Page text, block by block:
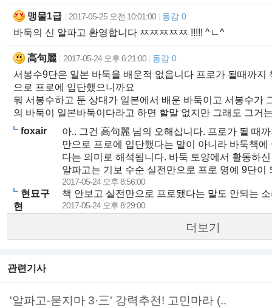
맹물1급 2017-05-25 오전 10:01:00 동감 0
바둑의 신 알파고 환영합니다 ㅉㅉㅉㅉㅉ !!!!! ^ㄴ^
高句麗 2017-05-24 오후 6:21:00 동감 0
서봉수9단은 일본 바둑을 배운적 없읍니다 프로가 될때까지
으로 프로에 입단했으니까요
뭐 서봉수하고 둔 상대가 일본에서 배운 바둑이고 서봉수가
의 바둑이 일본바둑이다라고 하면 할말 없지만 그래도 그거
foxair
아.. 그건 高句麗 님의 오해십니다. 프로가 될 때
만으로 프로에 입단했다는 말이 아니라 바둑책
다는 의미로 해석됩니다. 바둑 토양에서 활동하
알파고는 기보 수순 실전만으로 프로 명예 9단이
2017-05-24 오후 8:56:00
현묘구
현
책 안보고 실전만으로 프로됐다는 말도 안되는
2017-05-24 오후 8:29:00
더보기
관련기사
'알파고-묻지마 3·三' 강력추천! 고민마라 (..